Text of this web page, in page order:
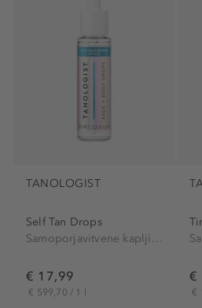
TANOLOGIST
Self Tan Drops
Samoporjavitvene kapljice
€ 17,99
€ 599,70 / 1 l
€
€